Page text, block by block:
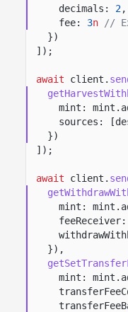
decimals: 2,
fee:
3n
//
})
]);
await client.
mint:
sources:
})
]);
await client.
mint:
}),
mint: